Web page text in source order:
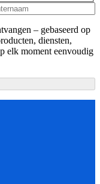
– gebaseerd op
diensten,
elk moment eenvoudig